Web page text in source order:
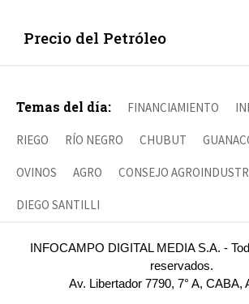
Precio del Petróleo
Temas del día: FINANCIAMIENTO
RIEGO RÍO NEGRO CHUBUT
OVINOS AGRO CONSEJO
DIEGO SANTILLI
INFOCAMPO DIGITAL MEDIA S.A. -
reservados.
Av. Libertador 7790, 7° A, CABA,